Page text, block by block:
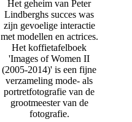
Het geheim van Peter
Lindberghs succes was
zijn gevoelige interactie
met modellen en actrices.
Het koffietafelboek
'Images of Women II
(2005-2014)' is een fijne
verzameling mode- als
portretfotografie van de
grootmeester van de
fotografie.